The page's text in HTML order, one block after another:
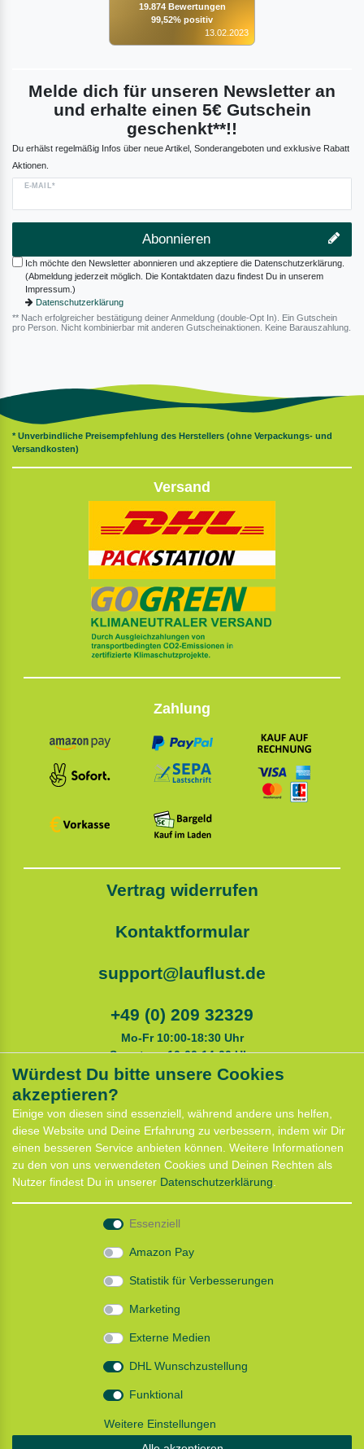
19.874 Bewertungen
99,52% positiv
13.02.2023
Melde dich für unseren Newsletter an
und erhalte einen 5€ Gutschein
geschenkt**!!
Du erhälst regelmäßig Infos über neue Artikel, Sonderangeboten und exklusive Rabatt
Aktionen.
E-MAIL*
Abonnieren
Ich möchte den Newsletter abonnieren und akzeptiere die Datenschutzerklärung.
(Abmeldung jederzeit möglich. Die Kontaktdaten dazu findest Du in unserem
Impressum.)
Datenschutzerklärung
** Nach erfolgreicher bestätigung deiner Anmeldung (double-Opt In). Ein Gutschein
pro Person. Nicht kombinierbar mit anderen Gutscheinaktionen. Keine Barauszahlung.
* Unverbindliche Preisempfehlung des Herstellers (ohne Verpackungs- und
Versandkosten)
Versand
Zahlung
Vertrag widerrufen
Kontaktformular
support@lauflust.de
+49 (0) 209 32329
Mo-Fr 10:00-18:30 Uhr
Samstags 10:00-14:00 Uhr
Anfahrt
Kontaktformular
Termin für Hundeberatung
CaniX Seminare
Lauf Seminar
Laufen mit Lauflust
Batterieentsorgung
Daten­schutz­erklärung
AGB
Würdest Du bitte unsere Cookies
akzeptieren?
Einige von diesen sind essenziell, während andere uns helfen,
diese Website und Deine Erfahrung zu verbessern, indem wir Dir
einen besseren Service anbieten können. Weitere Informationen
zu den von uns verwendeten Cookies und Deinen Rechten als
Nutzer findest Du in unserer Daten­schutz­erklärung
Essenziell
Amazon Pay
Statistik für Verbesserungen
Marketing
Externe Medien
DHL Wunschzustellung
Funktional
Weitere Einstellungen